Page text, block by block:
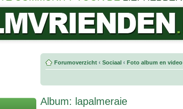
Forumoverzicht ‹ Sociaal ‹ Foto album en video
Album: lapalmeraie